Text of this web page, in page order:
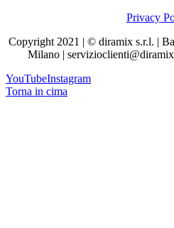
Privacy
Copyright 2021 | © diramix s.r.l. |
Milano |
YouTubeInstagram
Torna in cima